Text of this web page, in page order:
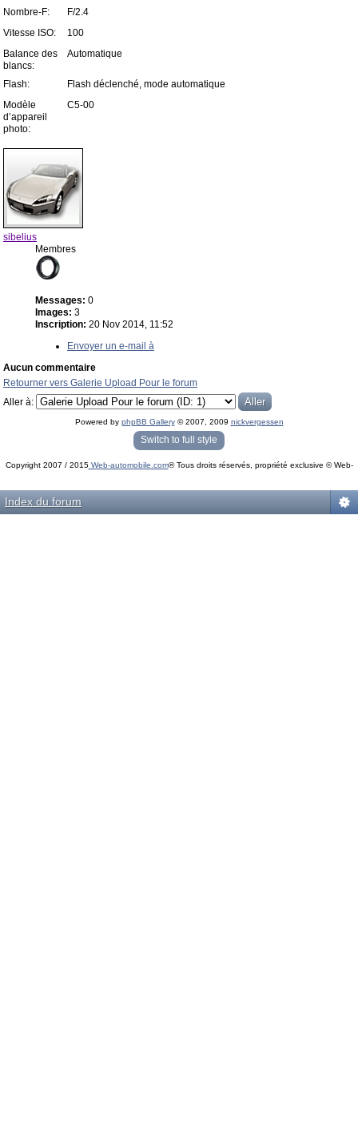
Nombre-F:
F/2.4
Vitesse ISO:
100
Balance des
blancs:
Automatique
Flash:
Flash déclenché, mode automatique
Modèle
d’appareil
photo:
C5-00
sibelius
Membres
Messages: 0
Images: 3
Inscription: 20 Nov 2014, 11:52
Envoyer un e-mail à
Aucun commentaire
Retourner vers Galerie Upload Pour le forum
Aller à:
Powered by phpBB Gallery© 2007, 2009 nickvergessen
« phpBB Gallery » - Traduction française par
darky
Switch to full style
Copyright 2007 / 2015Web-automobile.com® Tous droits réservés, propriété exclusive © Web-
Index du forum